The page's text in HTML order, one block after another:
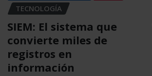
TECNOLOGÍA
SIEM: El sistema que
convierte miles de
registros en
información